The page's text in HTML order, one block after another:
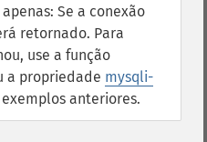
Se a conexão
retornado. Para
use a função
a propriedade mysqli-
anteriores.